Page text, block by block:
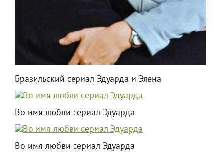
Бразильский сериал Эдуарда и Элена
Во имя любви сериал Эдуарда
Во имя любви сериал Эдуарда